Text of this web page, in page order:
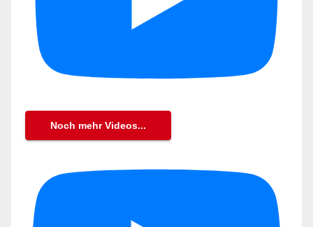
Noch mehr Videos...